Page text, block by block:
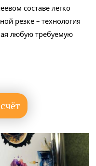
составе легко
резке – технология
любую требуемую